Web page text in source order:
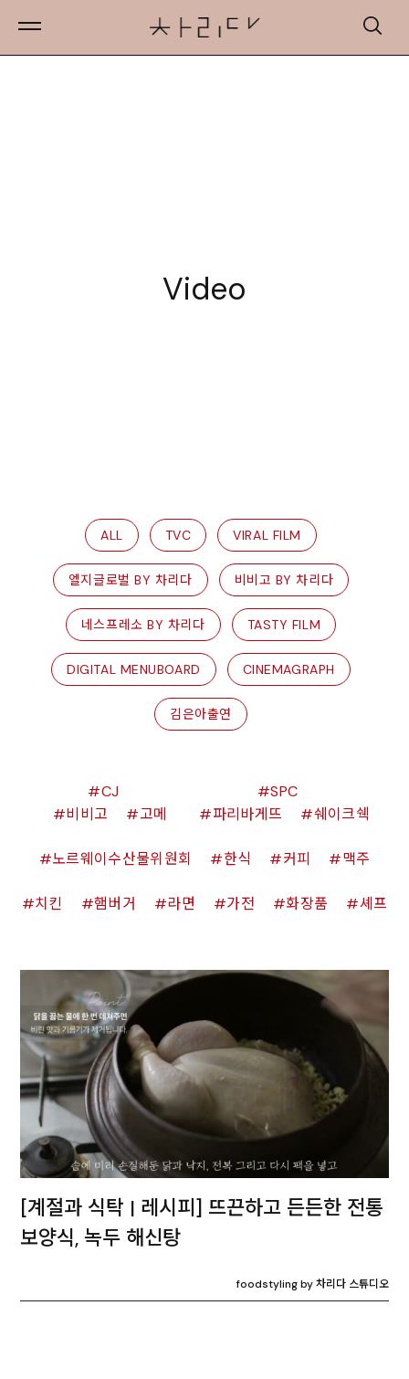
ALL TVC VIRAL FILM
엘지글로벌 BY 차리다 비비고 BY 차리다
네스프레소 BY 차리다 TASTY FILM
DIGITAL MENUBOARD CINEMAGRAPH
김은아출연
CJ
비비고
고메
SPC
파리바게뜨
쉐이크쉑
노르웨이수산물위원회 한식 커피 맥주
치킨 햄버거 라면 가전 화장품 셰프
[계절과 식탁 | 레시피] 뜨끈하고 든든한 전통
보양식, 녹두 해신탕
foodstyling by 차리다 스튜디오